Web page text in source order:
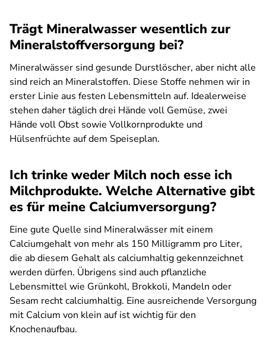
Trägt Mineralwasser wesentlich zur
Mineralstoffversorgung bei?
Mineralwässer sind gesunde Durstlöscher, aber nicht alle
sind reich an Mineralstoffen. Diese Stoffe nehmen wir in
erster Linie aus festen Lebensmitteln auf. Idealerweise
stehen daher täglich drei Hände voll Gemüse, zwei
Hände voll Obst sowie Vollkornprodukte und
Hülsenfrüchte auf dem Speiseplan.
Ich trinke weder Milch noch esse ich
Milchprodukte. Welche Alternative gibt
es für meine Calciumversorgung?
Eine gute Quelle sind Mineralwässer mit einem
Calciumgehalt von mehr als 150 Milligramm pro Liter,
die ab diesem Gehalt als calciumhaltig gekennzeichnet
werden dürfen. Übrigens sind auch pflanzliche
Lebensmittel wie Grünkohl, Brokkoli, Mandeln oder
Sesam recht calciumhaltig. Eine ausreichende Versorgung
mit Calcium von klein auf ist wichtig für den
Knochenaufbau.